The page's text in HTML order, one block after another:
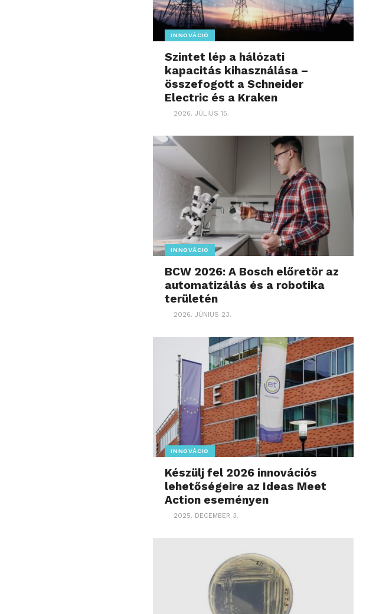
INNOVÁCIÓ
Szintet lép a hálózati
kapacitás kihasználása –
összefogott a Schneider
Electric és a Kraken
2026. JÚLIUS 15.
INNOVÁCIÓ
BCW 2026: A Bosch előretör az
automatizálás és a robotika
területén
2026. JÚNIUS 23.
INNOVÁCIÓ
Készülj fel 2026 innovációs
lehetőségeire az Ideas Meet
Action eseményen
2025. DECEMBER 3.